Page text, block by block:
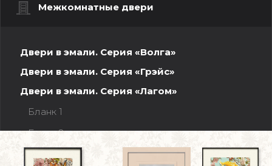
Межкомнатные двери
Двери в эмали. Серия «Волга»
Двери в эмали. Серия «Грэйс»
Двери в эмали. Серия «Лагом»
Бланк 1
Бланк 2
Ленес